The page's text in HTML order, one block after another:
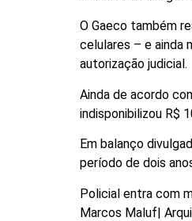
O Gaeco também
celulares – e ainda
autorização judicial.
Ainda de acordo
indisponibilizou R$
Em balanço
período de dois
Policial entra com
Marcos Maluf|